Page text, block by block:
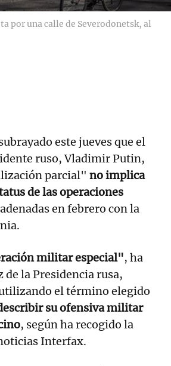
por una calle de Severodonetsk, al
este jueves que el
ruso, Vladimir Putin,
parcial" no implica
de las operaciones
en febrero con la
militar especial", ha
la Presidencia rusa,
el término elegido
su ofensiva militar
, según ha recogido la
Interfax.